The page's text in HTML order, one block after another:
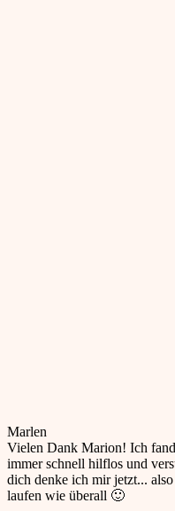
Marlen
Vielen Dank Marion! Ich
immer schnell hilflos und
dich denke ich mir jetzt...
laufen wie überall 🙂